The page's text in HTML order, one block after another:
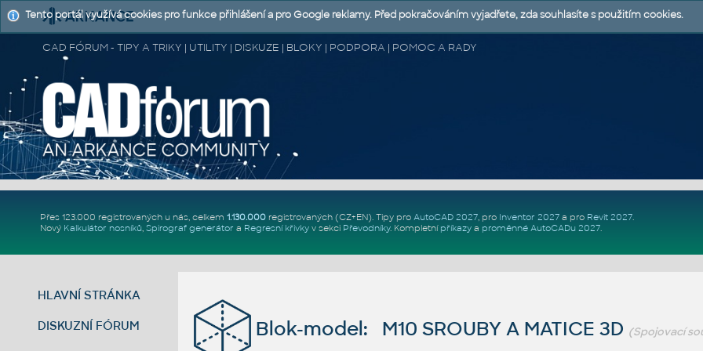
CAD FÓRUM - TIPY A TRIKY | UTILITY | DISKUZE | BLOKY | PODPORA | POMOC A RADY
Přes 123.000 registrovaných u nás, celkem 1.130.000registrovaných (CZ+EN). Tipy pro AutoCAD 2027, pro Inventor 2027a pro Revit 2027.
Nový Kalkulátor nosníků, Spirograf generátor a Regresní křivkyv sekci Převodníky. Kompletní příkazya proměnné AutoCADu 2027.
HLAVNÍ STRÁNKA
DISKUZNÍ FÓRUM Blok-model: M10 SROUBY A MATICE 3D (Spojovací
Tento portál využívá cookies pro funkce přihlášení a pro Google reklamy. Před pokračováním vyjadřete, zda souhlasíte s použitím cookies.